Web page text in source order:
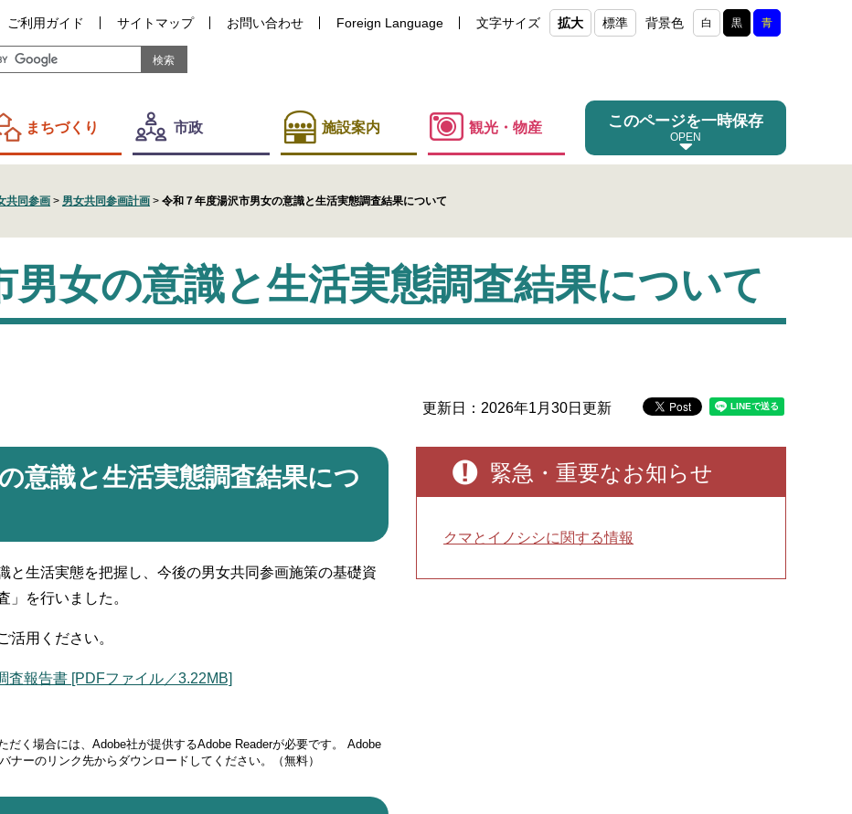
ご利用ガイド サイトマップ お問い合わせ Foreign Language 文字サイズ 拡大 標準 背景色 白 黒 青
まちづくり 市政 施設案内 観光・物産 このページを一時保存
共同参画 > 男女共同参画計画 > 令和７年度湯沢市男女の意識と生活実態調査結果について
男女の意識と生活実態調査結果について
更新日：2026年1月30日更新
意識と生活実態調査結果につ
生活実態を把握し、今後の男女共同参画施策の基礎資
」を行いました。
活用ください。
査報告書 [PDFファイル／3.22MB]
だく場合には、Adobe社が提供するAdobe Readerが必要です。
Adobe
ナーのリンク先からダウンロードしてください。（無料）
緊急・重要なお知らせ
クマとイノシシに関する情報